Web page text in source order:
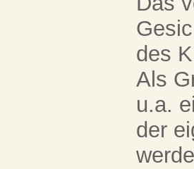
des
Als
u.a.
der